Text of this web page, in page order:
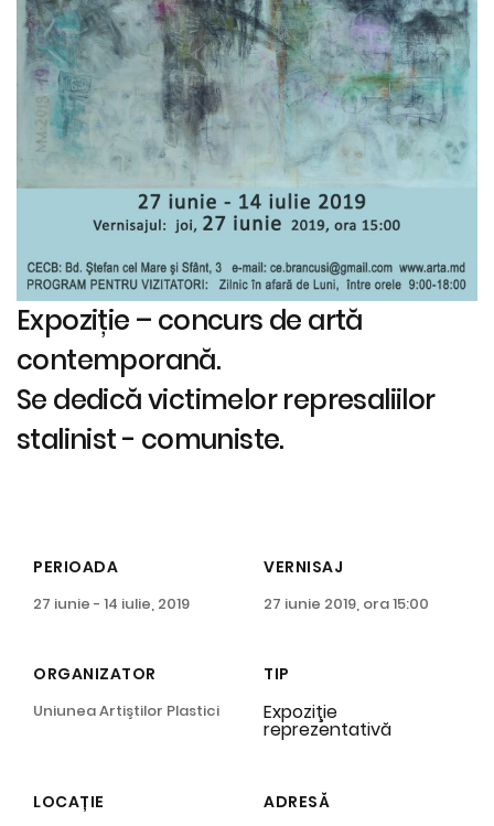
Expoziție – concurs de artă
contemporană.
Se dedică victimelor represaliilor
stalinist - comuniste.
PERIOADA
27 iunie - 14 iulie, 2019
VERNISAJ
27 iunie 2019, ora 15:00
ORGANIZATOR
Uniunea Artiştilor Plastici
TIP
Expoziţie
reprezentativă
LOCAȚIE ADRESĂ